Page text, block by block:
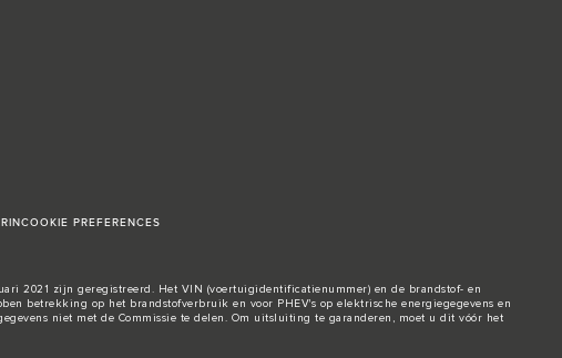
COOKIE PREFERENCES
2021 zijn geregistreerd. Het VIN (voertuigidentificatienummer) en de brandstof- en
betrekking op het brandstofverbruik en voor PHEV's op elektrische energiegegevens en
niet met de Commissie te delen. Om uitsluiting te garanderen, moet u dit vóór het